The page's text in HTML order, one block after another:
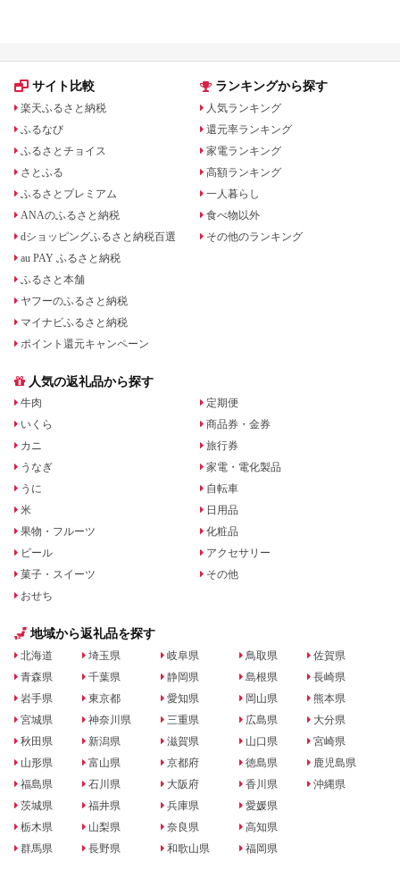
サイト比較
楽天ふるさと納税
ふるなび
ふるさとチョイス
さとふる
ふるさとプレミアム
ANAのふるさと納税
dショッピングふるさと納税百選
au PAY ふるさと納税
ふるさと本舗
ヤフーのふるさと納税
マイナビふるさと納税
ポイント還元キャンペーン
ランキングから探す
人気ランキング
還元率ランキング
家電ランキング
高額ランキング
一人暮らし
食べ物以外
その他のランキング
人気の返礼品から探す
牛肉
いくら
カニ
うなぎ
うに
米
果物・フルーツ
ビール
菓子・スイーツ
おせち
定期便
商品券・金券
旅行券
家電・電化製品
自転車
日用品
化粧品
アクセサリー
その他
地域から返礼品を探す
北海道
青森県
岩手県
宮城県
秋田県
山形県
福島県
茨城県
栃木県
群馬県
埼玉県
千葉県
東京都
神奈川県
新潟県
富山県
石川県
福井県
山梨県
長野県
岐阜県
静岡県
愛知県
三重県
滋賀県
京都府
大阪府
兵庫県
奈良県
和歌山県
鳥取県
島根県
岡山県
広島県
山口県
徳島県
香川県
愛媛県
高知県
福岡県
佐賀県
長崎県
熊本県
大分県
宮崎県
鹿児島県
沖縄県